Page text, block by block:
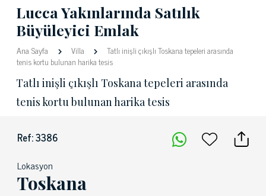
Lucca Yakınlarında Satılık
Büyüleyici Emlak
Ana Sayfa Villa
Tatlı inişli çıkışlı Toskana tepeleri arasında
tenis kortu bulunan harika tesis
Tatlı inişli çıkışlı Toskana tepeleri arasında
tenis kortu bulunan harika tesis
Ref: 3386
Lokasyon
Toskana